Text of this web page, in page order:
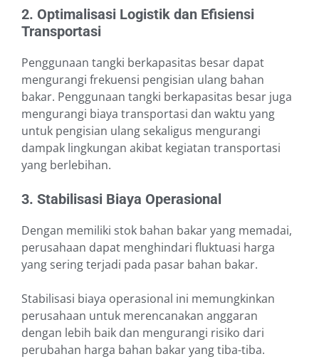
2. Optimalisasi Logistik dan Efisiensi
Transportasi
Penggunaan tangki berkapasitas besar dapat
mengurangi frekuensi pengisian ulang bahan
bakar. Penggunaan tangki berkapasitas besar juga
mengurangi biaya transportasi dan waktu yang
untuk pengisian ulang sekaligus mengurangi
dampak lingkungan akibat kegiatan transportasi
yang berlebihan.
3. Stabilisasi Biaya Operasional
Dengan memiliki stok bahan bakar yang memadai,
perusahaan dapat menghindari fluktuasi harga
yang sering terjadi pada pasar bahan bakar.
Stabilisasi biaya operasional ini memungkinkan
perusahaan untuk merencanakan anggaran
dengan lebih baik dan mengurangi risiko dari
perubahan harga bahan bakar yang tiba-tiba.